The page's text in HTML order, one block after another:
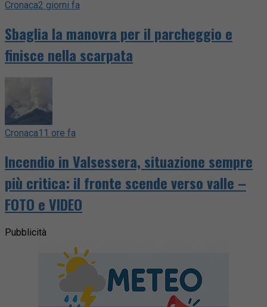
Cronaca2 giorni fa
Sbaglia la manovra per il parcheggio e
finisce nella scarpata
Cronaca11 ore fa
Incendio in Valsessera, situazione sempre
più critica: il fronte scende verso valle –
FOTO e VIDEO
Pubblicità